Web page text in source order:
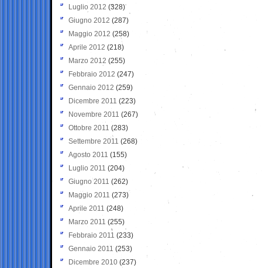
Luglio 2012 (328)
Giugno 2012 (287)
Maggio 2012 (258)
Aprile 2012 (218)
Marzo 2012 (255)
Febbraio 2012 (247)
Gennaio 2012 (259)
Dicembre 2011 (223)
Novembre 2011 (267)
Ottobre 2011 (283)
Settembre 2011 (268)
Agosto 2011 (155)
Luglio 2011 (204)
Giugno 2011 (262)
Maggio 2011 (273)
Aprile 2011 (248)
Marzo 2011 (255)
Febbraio 2011 (233)
Gennaio 2011 (253)
Dicembre 2010 (237)